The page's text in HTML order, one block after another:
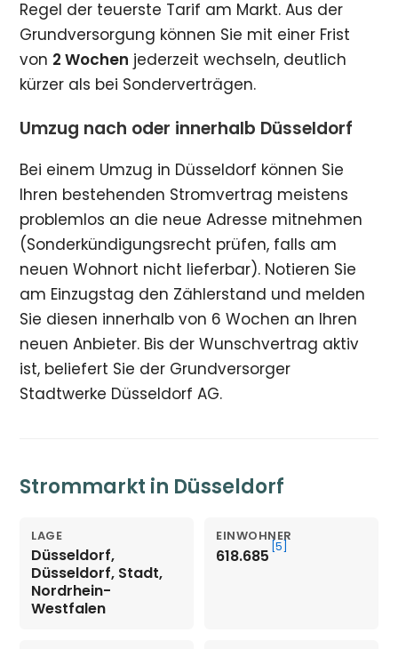
Regel der teuerste Tarif am Markt. Aus der
Grundversorgung können Sie mit einer Frist
von 2 Wochen jederzeit wechseln, deutlich
kürzer als bei Sonderverträgen.
Umzug nach oder innerhalb Düsseldorf
Bei einem Umzug in Düsseldorf können Sie
Ihren bestehenden Stromvertrag meistens
problemlos an die neue Adresse mitnehmen
(Sonderkündigungsrecht prüfen, falls am
neuen Wohnort nicht lieferbar). Notieren Sie
am Einzugstag den Zählerstand und melden
Sie diesen innerhalb von 6 Wochen an Ihren
neuen Anbieter. Bis der Wunschvertrag aktiv
ist, beliefert Sie der Grundversorger
Stadtwerke Düsseldorf AG.
Strommarkt in Düsseldorf
LAGE
Düsseldorf,
Düsseldorf, Stadt,
Nordrhein-
Westfalen
EINWOHNER
618.685 [5]